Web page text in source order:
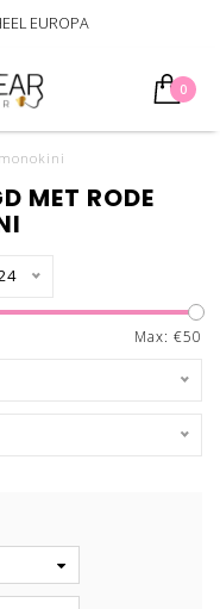
EUROPA
0
MET RODE
Max: €50